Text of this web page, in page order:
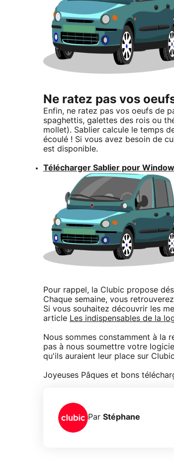
Ne ratez pas vos
Enfin, ne ratez pas vos oeufs de
spaghettis, galettes des rois ou
mollet). Sablier calcule le temps
écoulé ! Si vous avez besoin de
est disponible.
Télécharger Sablier pour
Pour rappel, la Clubic propose
Chaque semaine, vous
Si vous souhaitez découvrir les
article Les indispensables de la
Nous sommes constamment à la
pas à nous soumettre votre
qu'ils auraient leur place sur
Joyeuses Pâques et bons
Par Stéphane